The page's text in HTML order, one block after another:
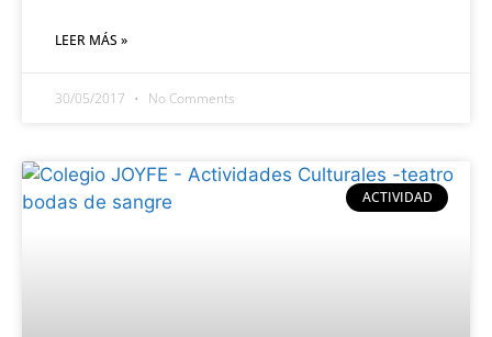
LEER MÁS »
30/05/2017 No Comments
ACTIVIDAD